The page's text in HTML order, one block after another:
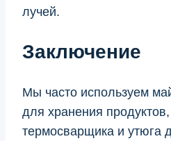
лучей.
Заключение
Мы часто используем
для хранения
термосварщика и утюга